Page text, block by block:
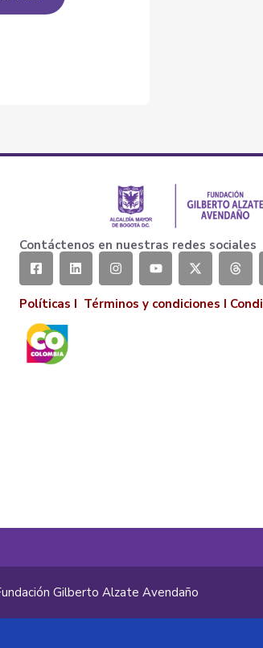
Contáctenos en nuestras redes sociales
Políticas I Términos y condiciones I
Gilberto Alzate Avendaño